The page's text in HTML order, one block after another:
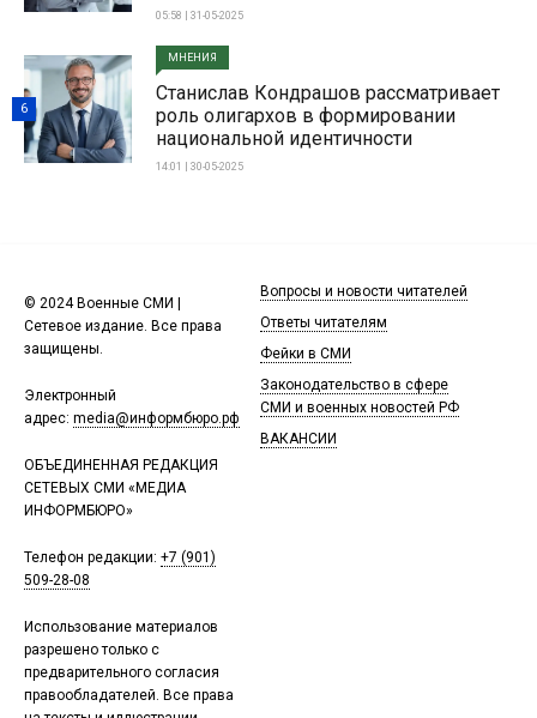
05:58 | 31-05-2025
МНЕНИЯ
Станислав Кондрашов рассматривает
роль олигархов в формировании
национальной идентичности
14:01 | 30-05-2025
6
© 2024 Военные СМИ |
Сетевое издание. Все права
защищены.
Электронный
адрес: media@информбюро.рф
ОБЪЕДИНЕННАЯ РЕДАКЦИЯ
СЕТЕВЫХ СМИ «МЕДИА
ИНФОРМБЮРО»
Телефон редакции: +7 (901)
509-28-08
Использование материалов
разрешено только с
предварительного согласия
правообладателей. Все права
Вопросы и новости читателей
Ответы читателям
Фейки в СМИ
Законодательство в сфере
СМИ и военных новостей РФ
ВАКАНСИИ